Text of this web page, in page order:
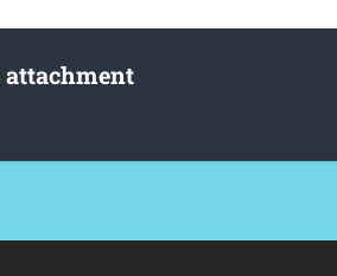
attachment